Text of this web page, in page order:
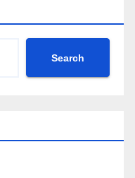
Search